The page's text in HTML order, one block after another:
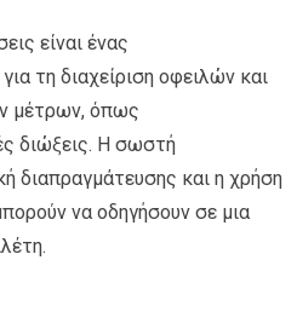
είναι ένας
τη διαχείριση οφειλών και
μέτρων, όπως
διώξεις. Η σωστή
διαπραγμάτευσης και η χρήση
να οδηγήσουν σε μια